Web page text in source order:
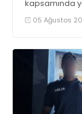
kapsamında
Çalışmalar
kullanan,
05 Ağustos